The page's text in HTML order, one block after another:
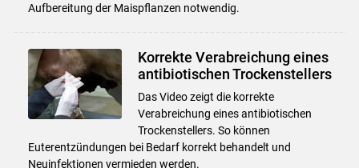
Aufbereitung der Maispflanzen notwendig.
Korrekte Verabreichung eines
antibiotischen Trockenstellers
Das Video zeigt die korrekte
Verabreichung eines antibiotischen
Trockenstellers. So können
Euterentzündungen bei Bedarf korrekt behandelt und
Neuinfektionen vermieden werden.